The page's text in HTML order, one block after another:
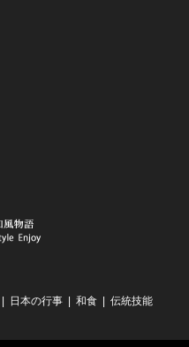
日本の行事 和食 伝統技能